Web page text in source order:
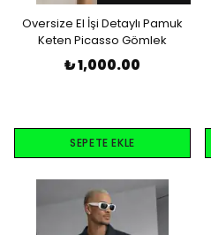
Oversize El İşi Detaylı Pamuk
Keten Picasso Gömlek
₺ 1,000.00
SEPETE EKLE